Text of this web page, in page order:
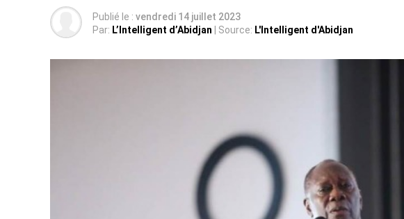
Publié le : vendredi 14 juillet 2023
Par: L’Intelligent d’Abidjan | Source: L'Intelligent d'Abidjan